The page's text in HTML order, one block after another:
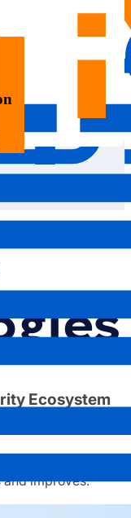
Ecosystem
to deliver
improves.